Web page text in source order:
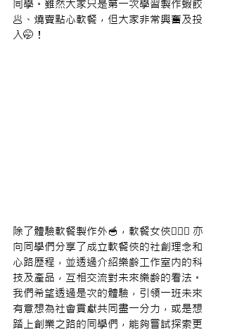
同學。雖然大家只是第一次學習製作蝦餃
🥟、燒賣點心軟餐，但大家非常興奮及投
入🤭！
除了體驗軟餐製作外🥣，軟餐女俠🦸🏻‍♀️ 亦
向同學們分享了成立軟餐俠的社創理念和
心路歷程，並透過介紹樂齡工作室内的科
技及產品，互相交流對未來樂齡的看法。
我們希望透過是次的體驗，引領一班未來
有意想為社會貢獻共同盡一分力，或是想
踏上創業之路的同學們，能夠嘗試探索更